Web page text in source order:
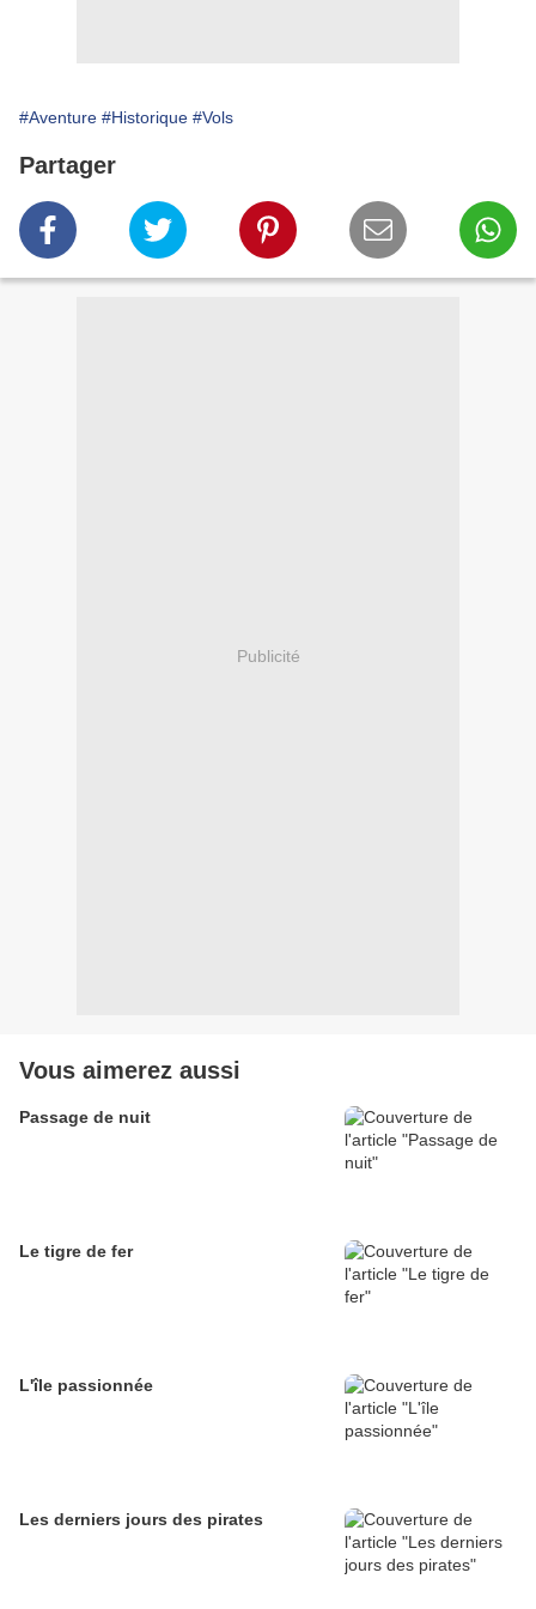
#Aventure #Historique #Vols
Partager
Publicité
Vous aimerez aussi
Passage de nuit
Le tigre de fer
L'île passionnée
Les derniers jours des pirates